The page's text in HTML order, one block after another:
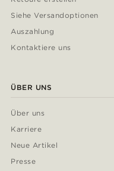
Siehe Versandoptionen
Auszahlung
Kontaktiere uns
ÜBER UNS
Über uns
Karriere
Neue Artikel
Presse